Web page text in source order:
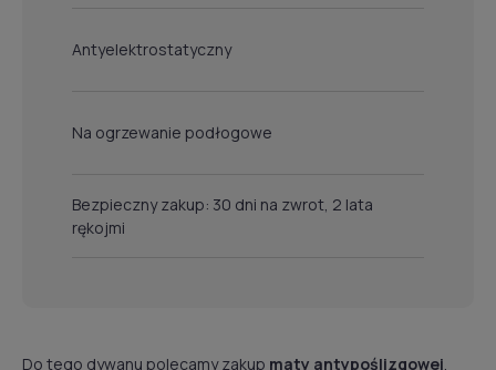
Antyelektrostatyczny
Na ogrzewanie podłogowe
Bezpieczny zakup: 30 dni na zwrot, 2 lata
rękojmi
Do tego dywanu polecamy zakup maty antypoślizgowej,